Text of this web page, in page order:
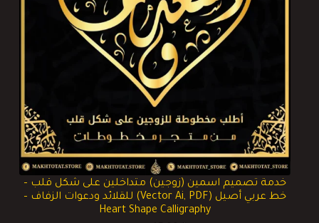
خدمة تصميم اسمين (زوجين) متداخلين على شكل قلب –
خط عربي أصيل (Vector Ai, PDF) للقلائد ودعوات الزفاف –
Heart Shape Calligraphy